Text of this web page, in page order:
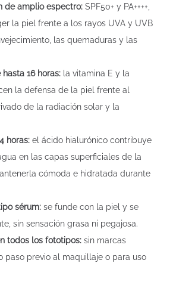
de amplio espectro: SPF50+ y PA++++,
la piel frente a los rayos UVA y UVB
las quemaduras y las
16 horas: la vitamina E y la
la defensa de la piel frente al
de la radiación solar y la
horas: el ácido hialurónico contribuye
en las capas superficiales de la
cómoda e hidratada durante
sérum: se funde con la piel y se
sin sensación grasa ni pegajosa.
todos los fototipos: sin marcas
paso previo al maquillaje o para uso